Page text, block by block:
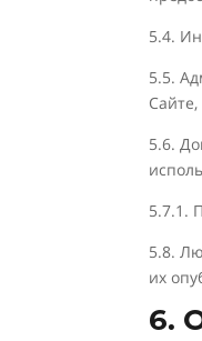
5.4.
5.5.
5.6.
5.7.1.
5.8.
их
6.